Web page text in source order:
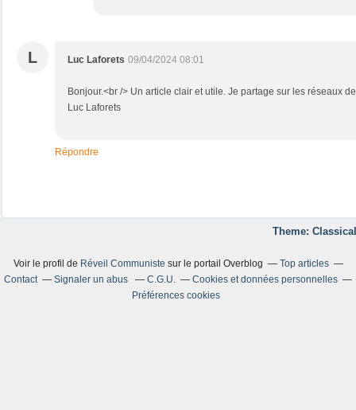
L Luc Laforets 09/04/2024 08:01
Bonjour.<br /> Un article clair et utile. Je partage sur les réseaux
Luc Laforets
Répondre
Theme:
Voir le profil de Réveil Communistesur le portail Overblog
Top articles
Contact
Signaler un abus C.G.U.
Cookies et données personnelles
Préférences cookies